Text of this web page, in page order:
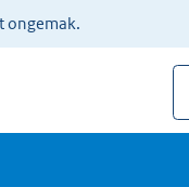
ongemak.